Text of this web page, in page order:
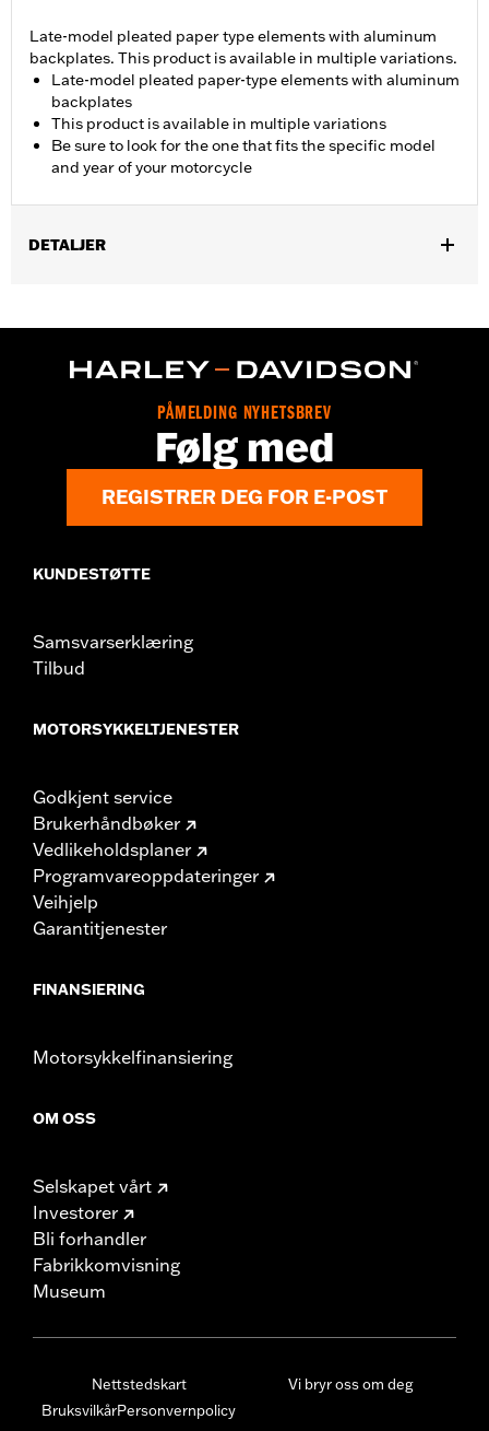
Late-model pleated paper type elements with aluminum
backplates. This product is available in multiple variations.
Late-model pleated paper-type elements with aluminum
backplates
This product is available in multiple variations
Be sure to look for the one that fits the specific model
and year of your motorcycle
DETALJER
PÅMELDING NYHETSBREV
Følg med
REGISTRER DEG FOR E-POST
KUNDESTØTTE
Samsvarserklæring
Tilbud
MOTORSYKKELTJENESTER
Godkjent service
Brukerhåndbøker
Vedlikeholdsplaner
Programvareoppdateringer
Veihjelp
Garantitjenester
FINANSIERING
Motorsykkelfinansiering
OM OSS
Selskapet vårt
Investorer
Bli forhandler
Fabrikkomvisning
Museum
Nettstedskart
BruksvilkårPersonvernpolicy
Vi bryr oss om deg